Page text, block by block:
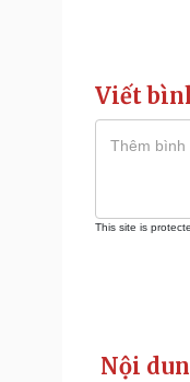
Viết
This site is